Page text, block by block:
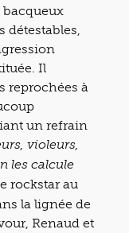
bacqueux
détestables,
Il
reprochées à
un refrain
violeurs,
les calcule
rockstar au
la lignée de
Renaud et